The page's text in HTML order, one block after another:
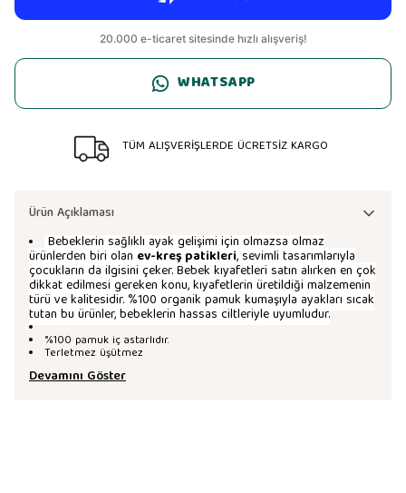
WHATSAPP
TÜM ALIŞVERİŞLERDE ÜCRETSİZ KARGO
Ürün Açıklaması
Bebeklerin sağlıklı ayak gelişimi için olmazsa olmaz
ürünlerden biri olan ev-kreş patikleri, sevimli tasarımlarıyla
çocukların da ilgisini çeker. Bebek kıyafetleri satın alırken en çok
dikkat edilmesi gereken konu, kıyafetlerin üretildiği malzemenin
türü ve kalitesidir. %100 organik pamuk kumaşıyla ayakları sıcak
tutan bu ürünler, bebeklerin hassas ciltleriyle uyumludur.
%100 pamuk iç astarlıdır.
Terletmez üşütmez
Devamını Göster